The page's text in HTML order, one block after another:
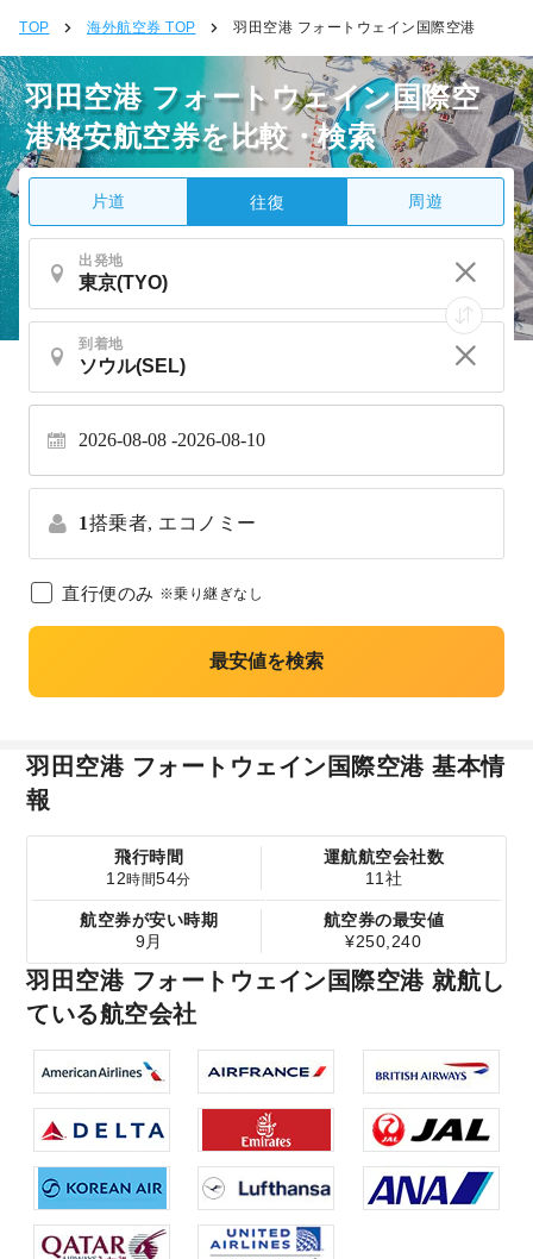
TOP 海外航空券 TOP 羽田空港 フォートウェイン国際空港
羽田空港 フォートウェイン国際空
港格安航空券を比較・検索
片道 往復 周遊
出発地
到着地
2026-08-08 2026-08-10
1搭乗者, エコノミー
直行便のみ ※乗り継ぎなし
最安値を検索
羽田空港 フォートウェイン国際空港 基本情
報
飛行時間
12時間54分
運航航空会社数
11社
航空券が安い時期
9月
航空券の最安値
¥250,240
羽田空港 フォートウェイン国際空港 就航し
ている航空会社